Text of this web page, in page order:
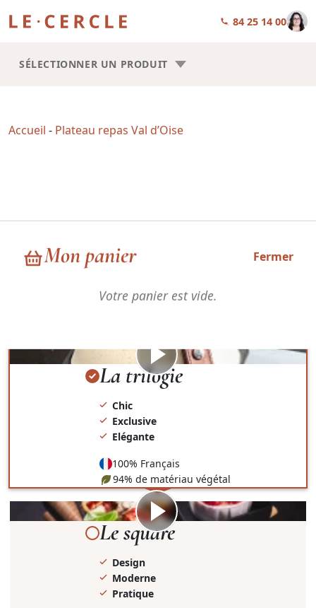
01 84 25 14 00
Mon panier Fermer
Votre panier est vide.
SÉLECTIONNER UN PRODUIT
Accueil - Plateau repas Val d’Oise
Plateau repas Val d’Oise
Choisissez la forme de vos plateaux repas : Trilogie ou Square.
Visionner
la
La trilogie
Chic
Exclusive
Elégante
100% Français
94% de matériau végétal
Visionner
la
Le square
Design
Moderne
Pratique